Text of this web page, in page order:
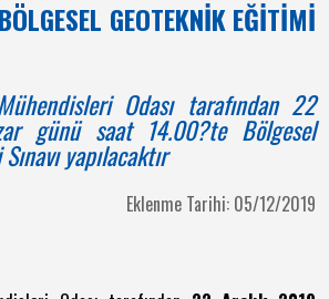
GEOTEKNİK EĞİTİMİ
Odası tarafından 22
günü saat 14.00?te Bölgesel
yapılacaktır
Eklenme Tarihi: 05/12/2019